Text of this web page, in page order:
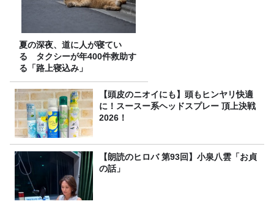
夏の深夜、道に人が寝てい
る タクシーが年400件救助す
る「路上寝込み」
【頭皮のニオイにも】頭もヒンヤリ快適
に！スースー系ヘッドスプレー 頂上決戦
2026！
【朗読のヒロバ 第93回】小泉八雲「お貞
の話」